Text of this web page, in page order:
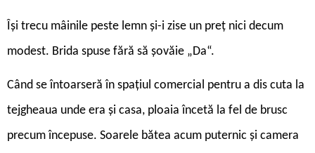
Își trecu mâinile peste lemn și-i zise un preț nici decum
modest. Brida spuse fără să șovăie „Da“.
Când se întoarseră în spațiul comercial pentru a dis cuta la
tejgheaua unde era și casa, ploaia încetă la fel de brusc
precum începuse. Soarele bătea acum puternic și camera